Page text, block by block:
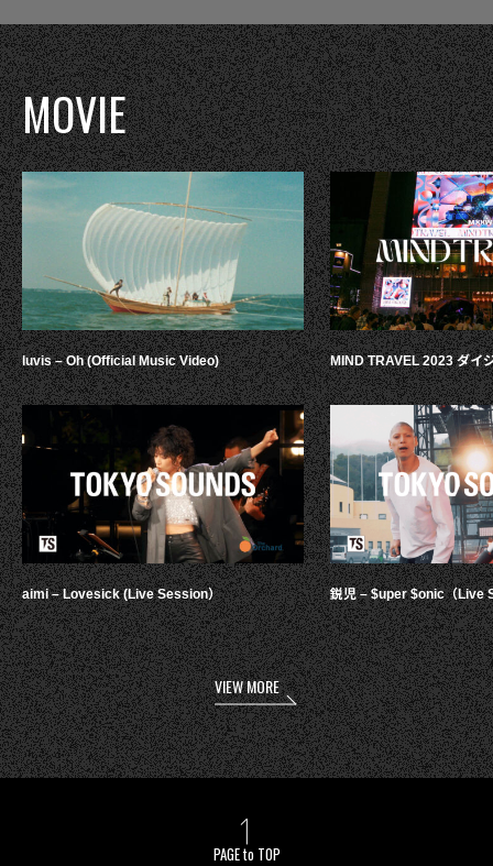
MOVIE
luvis – Oh (Official Music Video)
aimi – Lovesick (Live Session）
MIND TRAVEL 2023 ダイ
鋭児 – $uper $onic（Live
VIEW MORE
PAGE to TOP